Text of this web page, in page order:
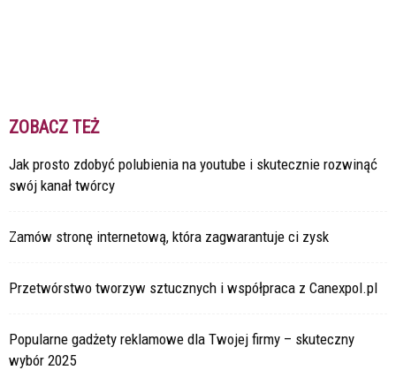
ZOBACZ TEŻ
Jak prosto zdobyć polubienia na youtube i skutecznie rozwinąć
swój kanał twórcy
Zamów stronę internetową, która zagwarantuje ci zysk
Przetwórstwo tworzyw sztucznych i współpraca z Canexpol.pl
Popularne gadżety reklamowe dla Twojej firmy – skuteczny
wybór 2025